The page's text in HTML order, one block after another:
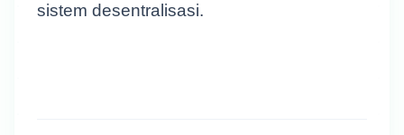
sistem desentralisasi.